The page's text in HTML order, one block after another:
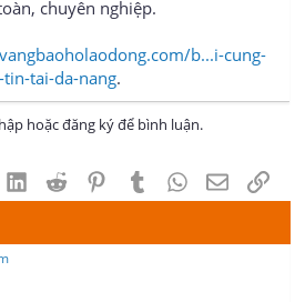
chuyên nghiệp.
b...i-cung-
tai-da-nang.
hoặc đăng ký để bình luận.
LinkedInReddit PinterestTumblrWhatsApp
Email